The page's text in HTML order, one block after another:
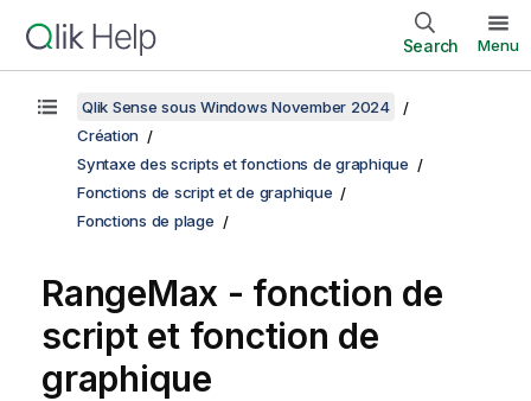
Search Menu
Qlik Sense sous Windows November 2024
Création
Syntaxe des scripts et fonctions de graphique
Fonctions de script et de graphique
Fonctions de plage
RangeMax - fonction de
script et fonction de
graphique